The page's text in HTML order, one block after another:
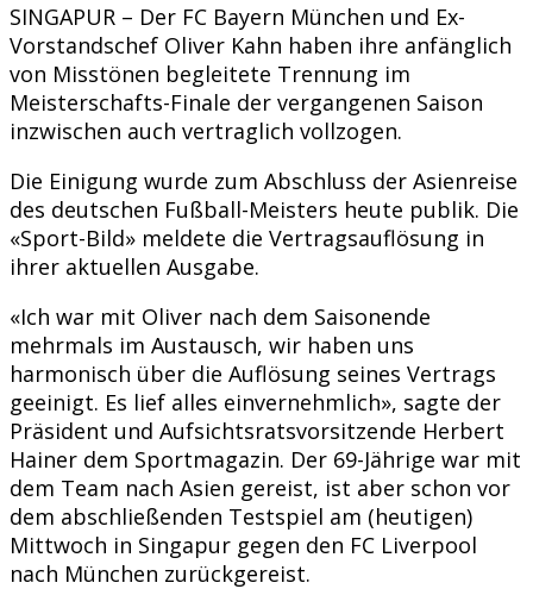
SINGAPUR – Der FC Bayern München und Ex-
Vorstandschef Oliver Kahn haben ihre anfänglich
von Misstönen begleitete Trennung im
Meisterschafts-Finale der vergangenen Saison
inzwischen auch vertraglich vollzogen.
Die Einigung wurde zum Abschluss der Asienreise
des deutschen Fußball-Meisters heute publik. Die
«Sport-Bild» meldete die Vertragsauflösung in
ihrer aktuellen Ausgabe.
«Ich war mit Oliver nach dem Saisonende
mehrmals im Austausch, wir haben uns
harmonisch über die Auflösung seines Vertrags
geeinigt. Es lief alles einvernehmlich», sagte der
Präsident und Aufsichtsratsvorsitzende Herbert
Hainer dem Sportmagazin. Der 69-Jährige war mit
dem Team nach Asien gereist, ist aber schon vor
dem abschließenden Testspiel am (heutigen)
Mittwoch in Singapur gegen den FC Liverpool
nach München zurückgereist.